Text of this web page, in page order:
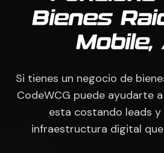
Bienes
Mobile,
Si tienes un negocio de
CodeWCG puede ayudarte
esta costando leads
infraestructura digital